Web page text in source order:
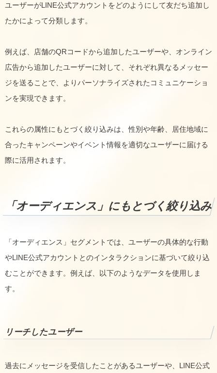
ユーザーがLINE公式アカウントをどのようにして友だち追加し
たかによって分類します。
例えば、店舗のQRコードから追加したユーザーや、オンライン
広告から追加したユーザーに対して、それぞれ異なるメッセー
ジを送ることで、よりパーソナライズされたコミュニケーショ
ンを実現できます。
これらの属性にもとづく絞り込みは、性別や年齢、居住地域に
合ったキャンペーンやイベント情報を適切なユーザーに届ける
際に活用されます。
「オーディエンス」にもとづく絞り込み
「オーディエンス」セグメントでは、ユーザーの具体的な行動
やLINE公式アカウントとのインタラクションに基づいて絞り込
むことができます。例えば、以下のようなデータを使用しま
す。
リーチしたユーザー
過去にメッセージを受信したことがあるユーザーや、LINE公式